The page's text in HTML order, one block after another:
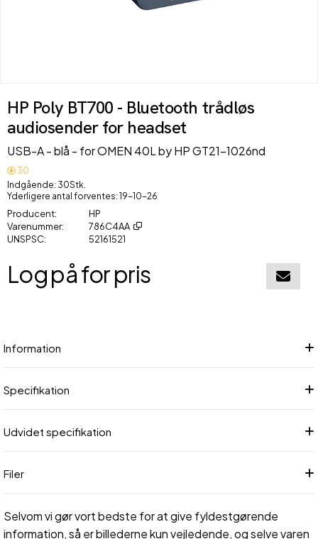
HP Poly BT700 - Bluetooth trådløs
audiosender for headset
USB-A - blå - for OMEN 40L by HP GT21-1026nd
30
Indgående 30Stk.
Yderligere antal forventes 19-10-26
Producent
HP
Varenummer
786C4AA
UNSPSC
52161521
Log på for pris Føj til
Information
Specifikation
Udvidet specifikation
Filer
Selvom vi gør vort bedste for at give fyldestgørende
information, så er billederne kun vejledende, og selve varen